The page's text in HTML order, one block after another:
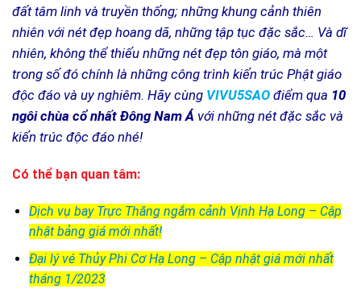
đất tâm linh và truyền thống; những khung cảnh thiên
nhiên với nét đẹp hoang dã, những tập tục đặc sắc… Và dĩ
nhiên, không thể thiếu những nét đẹp tôn giáo, mà một
trong số đó chính là những công trình kiến trúc Phật giáo
độc đáo và uy nghiêm. Hãy cùng VIVU5SAO điểm qua 10
ngôi chùa cổ nhất Đông Nam Á với những nét đặc sắc và
kiến trúc độc đáo nhé!
Có thể bạn quan tâm:
Dịch vụ bay Trực Thăng ngắm cảnh Vịnh Hạ Long – Cập
nhật bảng giá mới nhất!
Đại lý vé Thủy Phi Cơ Hạ Long – Cập nhật giá mới nhất
tháng 1/2023